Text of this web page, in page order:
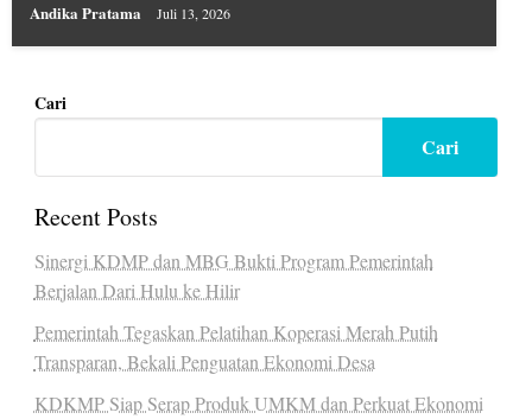
Andika Pratama Juli 13, 2026
Cari
Cari
Recent Posts
Sinergi KDMP dan MBG Bukti Program Pemerintah
Berjalan Dari Hulu ke Hilir
Pemerintah Tegaskan Pelatihan Koperasi Merah Putih
Transparan, Bekali Penguatan Ekonomi Desa
KDKMP Siap Serap Produk UMKM dan Perkuat Ekonomi